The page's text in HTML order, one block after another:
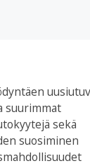
suurimmat
sekä
suosiminen